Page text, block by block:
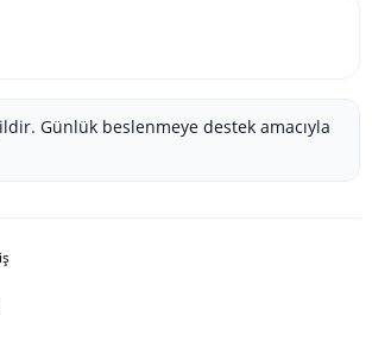
Günlük beslenmeye destek amacıyla